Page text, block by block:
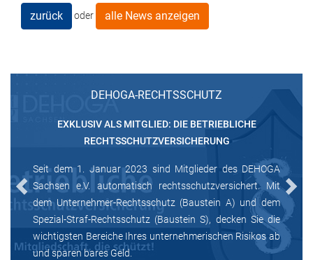
zurück oder alle News anzeigen
DEHOGA-RECHTSSCHUTZ
EXKLUSIV ALS MITGLIED: DIE BETRIEBLICHE
RECHTSSCHUTZVERSICHERUNG
Seit dem 1. Januar 2023 sind Mitglieder des DEHOGA
Sachsen e.V. automatisch rechtsschutzversichert. Mit
dem Unternehmer-Rechtsschutz (Baustein A) und dem
Spezial-Straf-Rechtsschutz (Baustein S), decken Sie die
wichtigsten Bereiche Ihres unternehmerischen Risikos ab
und sparen bares Geld.
Previous Next